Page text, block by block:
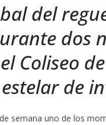
del
dos
Coliseo
de
semana uno de los